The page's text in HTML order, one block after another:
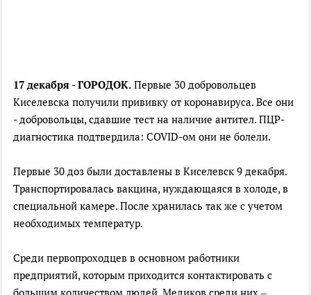
17 декабря - ГОРОДОК. Первые 30 добровольцев
Киселевска получили прививку от коронавируса. Все они
- добровольцы, сдавшие тест на наличие антител. ПЦР-
диагностика подтвердила: COVID-ом они не болели.
Первые 30 доз были доставлены в Киселевск 9 декабря.
Транспортировалась вакцина, нуждающаяся в холоде, в
специальной камере. После хранилась так же с учетом
необходимых температур.
Среди первопроходцев в основном работники
предприятий, которым приходится контактировать с